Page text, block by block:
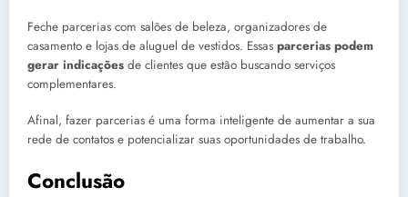
Feche parcerias com salões de beleza, organizadores de
casamento e lojas de aluguel de vestidos. Essas parcerias podem
gerar indicações de clientes que estão buscando serviços
complementares.
Afinal, fazer parcerias é uma forma inteligente de aumentar a sua
rede de contatos e potencializar suas oportunidades de trabalho.
Conclusão